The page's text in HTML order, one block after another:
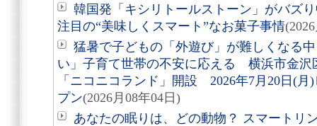
韓国発「キシリトールストーン」がバズ
注目の“美味しくスマート”なお菓子事情
猛暑で子どもの「外遊び」が難しくなる
い」子育て世帯の不安に応える 横浜市金沢
「ニコニコランド」開設 2026年7月20日(
プン(2026月08年04日)
あなたの眠りは、どの動物？ スマートリ